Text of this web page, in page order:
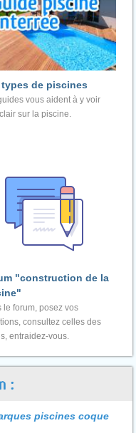
types de piscines
vous aident à y voir
sur la piscine.
"construction de la
le forum, posez vos
consultez celles des
entraidez-vous.
:
piscines coque